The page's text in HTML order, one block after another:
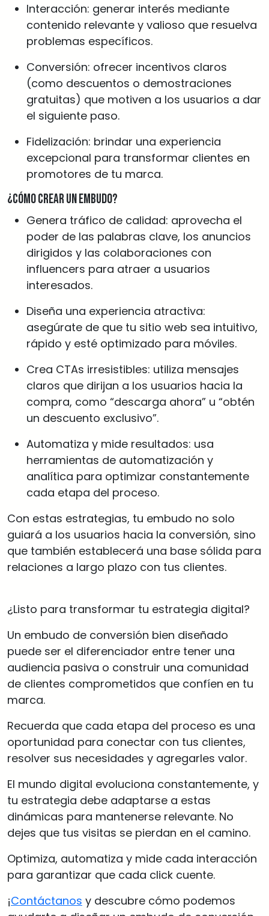
Interacción: generar interés mediante
contenido relevante y valioso que resuelva
problemas específicos.
Conversión: ofrecer incentivos claros
(como descuentos o demostraciones
gratuitas) que motiven a los usuarios a dar
el siguiente paso.
Fidelización: brindar una experiencia
excepcional para transformar clientes en
promotores de tu marca.
¿Cómo crear un embudo?
Genera tráfico de calidad: aprovecha el
poder de las palabras clave, los anuncios
dirigidos y las colaboraciones con
influencers para atraer a usuarios
interesados.
Diseña una experiencia atractiva:
asegúrate de que tu sitio web sea intuitivo,
rápido y esté optimizado para móviles.
Crea CTAs irresistibles: utiliza mensajes
claros que dirijan a los usuarios hacia la
compra, como “descarga ahora” u “obtén
un descuento exclusivo”.
Automatiza y mide resultados: usa
herramientas de automatización y
analítica para optimizar constantemente
cada etapa del proceso.
Con estas estrategias, tu embudo no solo
guiará a los usuarios hacia la conversión, sino
que también establecerá una base sólida para
relaciones a largo plazo con tus clientes.
¿Listo para transformar tu estrategia digital?
Un embudo de conversión bien diseñado
puede ser el diferenciador entre tener una
audiencia pasiva o construir una comunidad
de clientes comprometidos que confíen en tu
marca.
Recuerda que cada etapa del proceso es una
oportunidad para conectar con tus clientes,
resolver sus necesidades y agregarles valor.
El mundo digital evoluciona constantemente, y
tu estrategia debe adaptarse a estas
dinámicas para mantenerse relevante. No
dejes que tus visitas se pierdan en el camino.
Optimiza, automatiza y mide cada interacción
para garantizar que cada click cuente.
¡Contáctanos y descubre cómo podemos